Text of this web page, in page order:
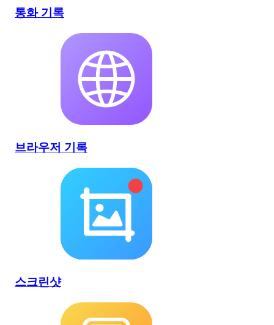
통화 기록
브라우저 기록
스크린샷